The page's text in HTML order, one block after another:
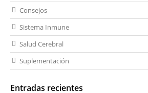
Consejos
Sistema Inmune
Salud Cerebral
Suplementación
Entradas recientes